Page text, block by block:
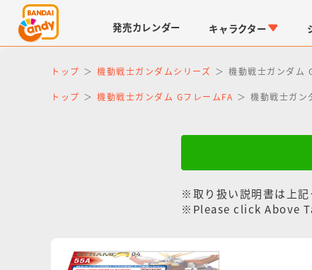
発売カレンダー キャラクター
仮面ライダーシリーズ
キャラパキ
トップ 機動戦士ガンダムシリーズ 機動戦士ガンダム
トップ 機動戦士ガンダム GフレームFA 機動戦士ガン
※取り扱い説明書は上記
※Please click Above